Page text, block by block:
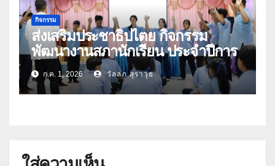
กิจกรรม
ส่งเสริมประชาธิปไตย กิจกรรม
พัฒนางานสภานักเรียน ประจำปีการ
ศึกษา 2569
ก.ค. 1, 2026 วัลลภ สุราวุธ